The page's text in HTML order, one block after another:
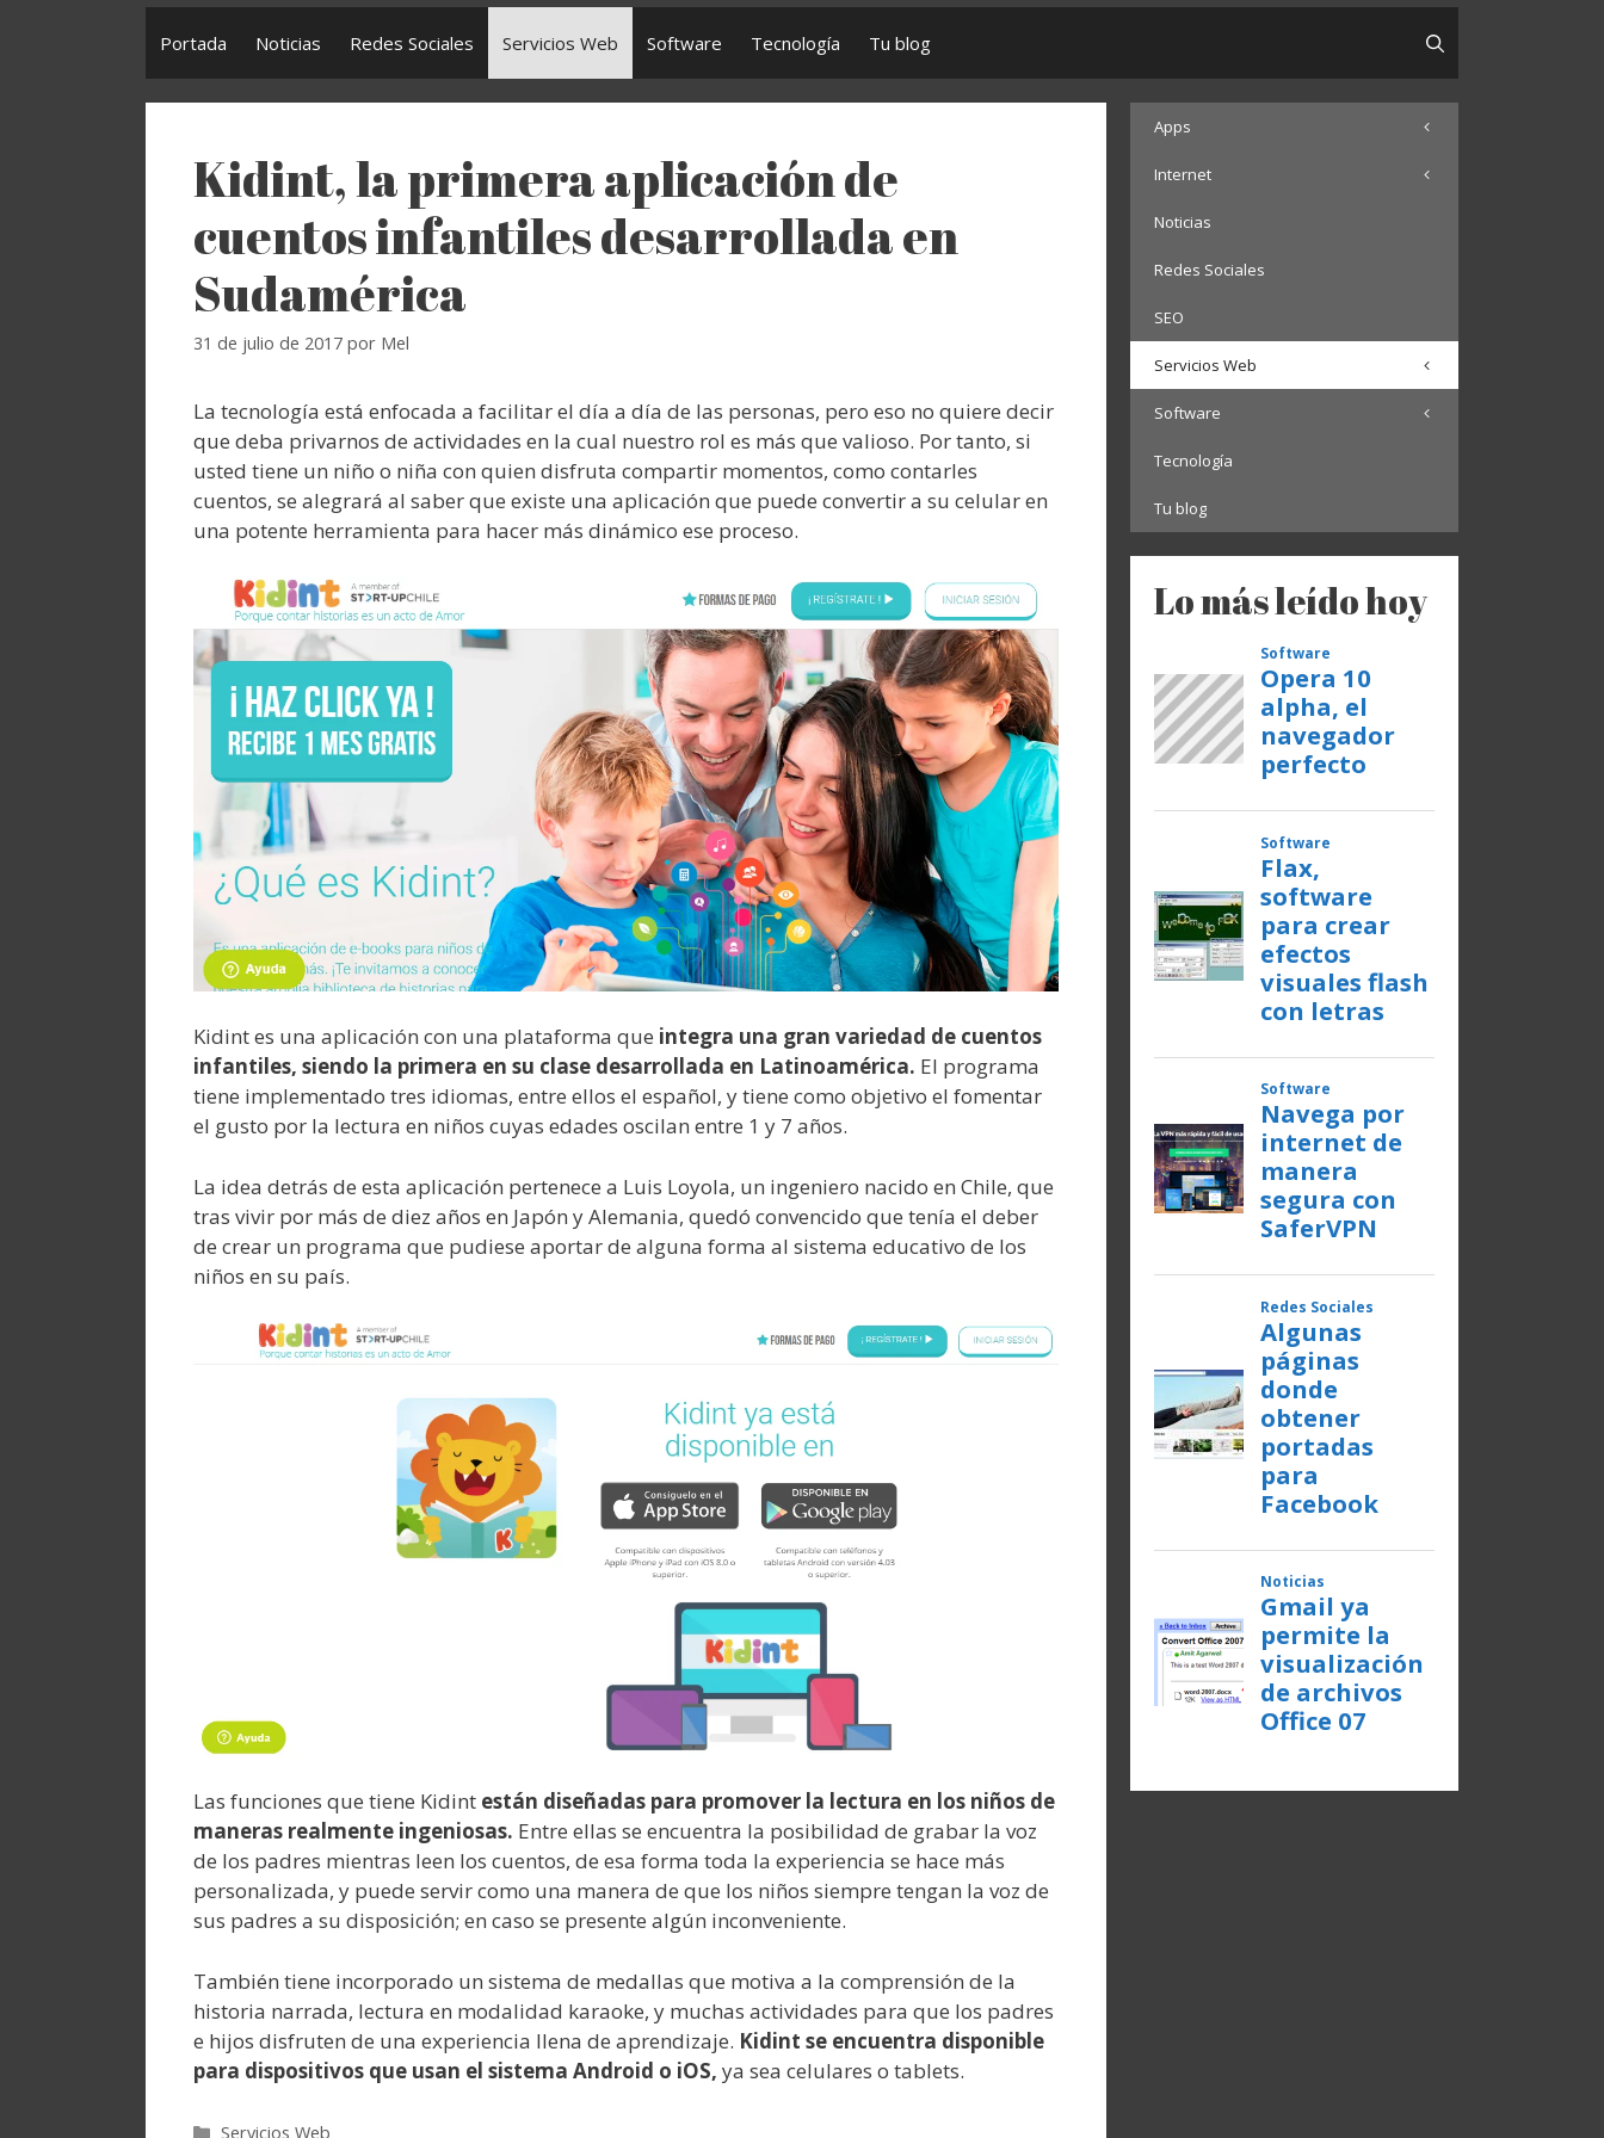
Portada Noticias Redes Sociales Servicios Web Software Tecnología Tu blog
Kidint, la primera aplicación de
cuentos infantiles desarrollada en
Sudamérica
31 de julio de 2017 por Mel
La tecnología está enfocada a facilitar el día a día de las personas, pero eso no quiere decir
que deba privarnos de actividades en la cual nuestro rol es más que valioso. Por tanto, si
usted tiene un niño o niña con quien disfruta compartir momentos, como contarles
cuentos, se alegrará al saber que existe una aplicación que puede convertir a su celular en
una potente herramienta para hacer más dinámico ese proceso.
Kidint es una aplicación con una plataforma que integra una gran variedad de cuentos
infantiles, siendo la primera en su clase desarrollada en Latinoamérica. El programa
tiene implementado tres idiomas, entre ellos el español, y tiene como objetivo el fomentar
el gusto por la lectura en niños cuyas edades oscilan entre 1 y 7 años.
La idea detrás de esta aplicación pertenece a Luis Loyola, un ingeniero nacido en Chile, que
tras vivir por más de diez años en Japón y Alemania, quedó convencido que tenía el deber
de crear un programa que pudiese aportar de alguna forma al sistema educativo de los
niños en su país.
Las funciones que tiene Kidint están diseñadas para promover la lectura en los niños de
maneras realmente ingeniosas. Entre ellas se encuentra la posibilidad de grabar la voz
de los padres mientras leen los cuentos, de esa forma toda la experiencia se hace más
personalizada, y puede servir como una manera de que los niños siempre tengan la voz de
sus padres a su disposición; en caso se presente algún inconveniente.
También tiene incorporado un sistema de medallas que motiva a la comprensión de la
historia narrada, lectura en modalidad karaoke, y muchas actividades para que los padres
e hijos disfruten de una experiencia llena de aprendizaje. Kidint se encuentra disponible
para dispositivos que usan el sistema Android o iOS, ya sea celulares o tablets.
Categorías
Servicios Web
Apps
Internet
Noticias
Redes Sociales
SEO
Servicios Web
Software
Tecnología
Tu blog
Lo más leído hoy